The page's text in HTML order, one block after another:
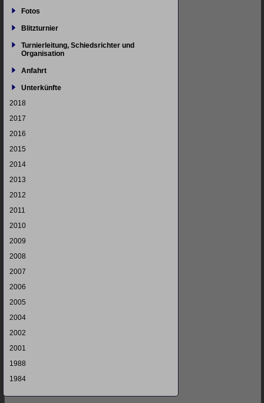
Fotos
Blitzturnier
Turnierleitung, Schiedsrichter und
Organisation
Anfahrt
Unterkünfte
2018
2017
2016
2015
2014
2013
2012
2011
2010
2009
2008
2007
2006
2005
2004
2002
2001
1988
1984